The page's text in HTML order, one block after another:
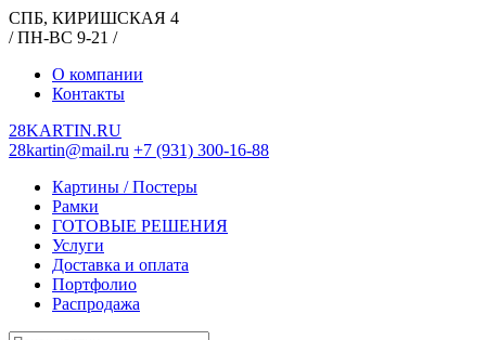
СПБ, КИРИШСКАЯ 4
/ ПН-ВС 9-21 /
О компании
Контакты
28KARTIN.RU
28kartin@mail.ru +7 (931) 300-16-88
Картины / Постеры
Рамки
ГОТОВЫЕ РЕШЕНИЯ
Услуги
Доставка и оплата
Портфолио
Распродажа